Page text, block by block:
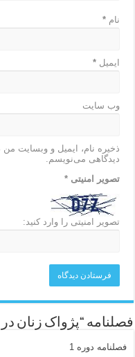
نام*
ایمیل*
وب‌ سایت
ذخیره نام، ایمیل و وبسایت من
دیدگاهی می‌نویسم.
تصویر امنیتی*
تصویر امنیتی را وارد کنید:
فصلنامه “پژواک زنان در
فصلنامه دوره 1